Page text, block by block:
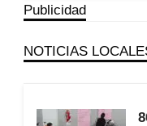
Publicidad
NOTICIAS